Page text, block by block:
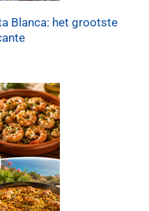
Blanca: het grootste